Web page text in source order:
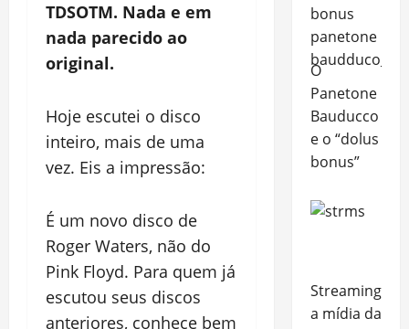
TDSOTM. Nada e em
nada parecido ao
original.
Hoje escutei o disco
inteiro, mais de uma
vez. Eis a impressão:
É um novo disco de
Roger Waters, não do
Pink Floyd. Para quem já
escutou seus discos
anteriores, conhece bem
O
Panetone
Bauducco
e o “dolus
bonus”
Streaming,
a mídia da